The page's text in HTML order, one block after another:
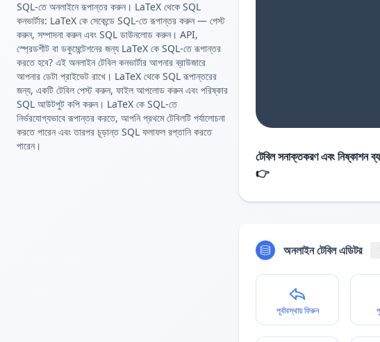
SQL-তে অনলাইনে রূপান্তর করুন। LaTeX থেকে SQL
কনভার্টার: LaTeX কে সেকেন্ডে SQL-তে রূপান্তর করুন — পেস্ট
করুন, সম্পাদনা করুন এবং SQL ডাউনলোড করুন। API,
স্প্রেডশীট বা ডকুমেন্টেশনের জন্য LaTeX কে SQL-তে রূপান্তর
করতে হবে? এই অনলাইন টেবিল কনভার্টার আপনার ব্রাউজারে
আপনার ডেটা প্রাইভেট রাখে। LaTeX থেকে SQL রূপান্তরের
জন্য, একটি টেবিল পেস্ট করুন, ফাইল আপলোড করুন এবং পরিষ্কার
SQL আউটপুট কপি করুন। LaTeX কে SQL-তে
নির্ভরযোগ্যভাবে রূপান্তর করতে, আপনি প্রথমে টেবিলটি পর্যালোচনা
করতে পারেন এবং তারপর চূড়ান্ত SQL ফলাফল রপ্তানি করতে
পারেন।
টেবিল সনাক্তকরণ এবং নিষ্কাশন
👉
অনলাইন টেবিল এডিটর
পূর্বাবস্থায় ফিরুন